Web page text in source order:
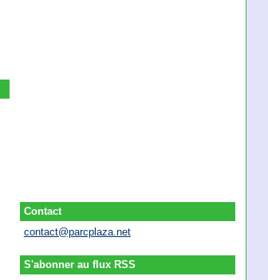
Contact
contact@parcplaza.net
S'abonner au flux RSS